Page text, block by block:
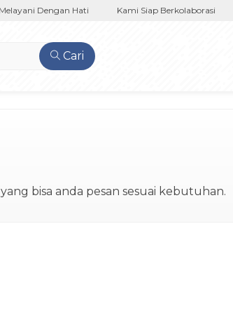
Dengan Hati Kami Siap Berkolaborasi
Cari
bisa anda pesan sesuai kebutuhan.